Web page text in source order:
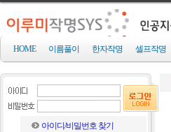
HOME 이름풀이 한자작명 셀프작명
아이디/비밀번호 찾기